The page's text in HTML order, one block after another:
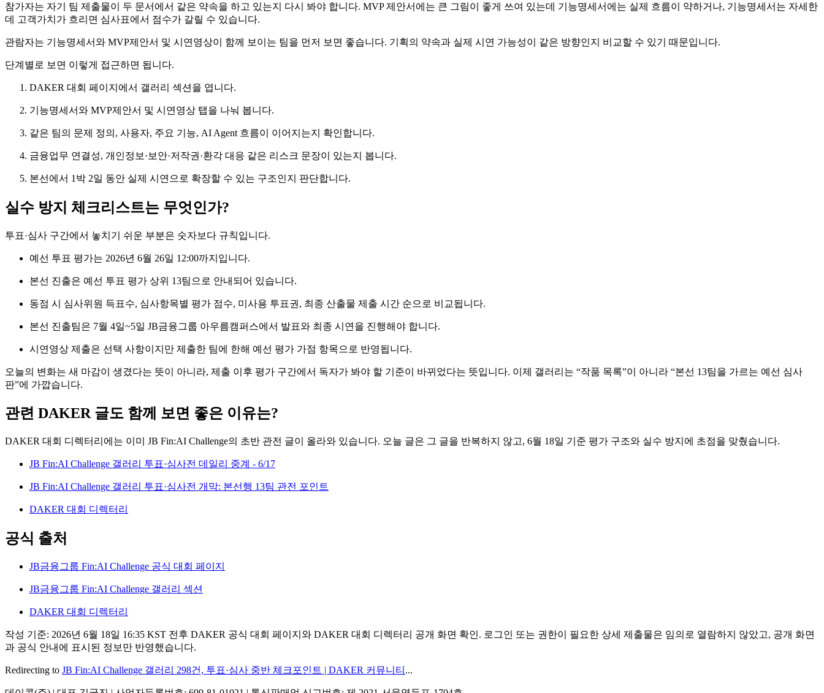
참가자는 자기 팀 제출물이 두 문서에서 같은 약속을 하고 있는지 다시 봐야 합니다. MVP 제안서에는 큰 그림이 좋게 쓰여 있는데 기능명세서에는 실제 흐름이 약하거나, 기능명세서는 자세한
데 고객가치가 흐리면 심사표에서 점수가 갈릴 수 있습니다.
관람자는 기능명세서와 MVP제안서 및 시연영상이 함께 보이는 팀을 먼저 보면 좋습니다. 기획의 약속과 실제 시연 가능성이 같은 방향인지 비교할 수 있기 때문입니다.
단계별로 보면 이렇게 접근하면 됩니다.
DAKER 대회 페이지에서 갤러리 섹션을 엽니다.
기능명세서와 MVP제안서 및 시연영상 탭을 나눠 봅니다.
같은 팀의 문제 정의, 사용자, 주요 기능, AI Agent 흐름이 이어지는지 확인합니다.
금융업무 연결성, 개인정보·보안·저작권·환각 대응 같은 리스크 문장이 있는지 봅니다.
본선에서 1박 2일 동안 실제 시연으로 확장할 수 있는 구조인지 판단합니다.
실수 방지 체크리스트는 무엇인가?
투표·심사 구간에서 놓치기 쉬운 부분은 숫자보다 규칙입니다.
예선 투표 평가는 2026년 6월 26일 12:00까지입니다.
본선 진출은 예선 투표 평가 상위 13팀으로 안내되어 있습니다.
동점 시 심사위원 득표수, 심사항목별 평가 점수, 미사용 투표권, 최종 산출물 제출 시간 순으로 비교됩니다.
본선 진출팀은 7월 4일~5일 JB금융그룹 아우름캠퍼스에서 발표와 최종 시연을 진행해야 합니다.
시연영상 제출은 선택 사항이지만 제출한 팀에 한해 예선 평가 가점 항목으로 반영됩니다.
오늘의 변화는 새 마감이 생겼다는 뜻이 아니라, 제출 이후 평가 구간에서 독자가 봐야 할 기준이 바뀌었다는 뜻입니다. 이제 갤러리는 “작품 목록”이 아니라 “본선 13팀을 가르는 예선 심사
판”에 가깝습니다.
관련 DAKER 글도 함께 보면 좋은 이유는?
DAKER 대회 디렉터리에는 이미 JB Fin:AI Challenge의 초반 관전 글이 올라와 있습니다. 오늘 글은 그 글을 반복하지 않고, 6월 18일 기준 평가 구조와 실수 방지에 초점을 맞췄습니다.
JB Fin:AI Challenge 갤러리 투표·심사전 데일리 중계 - 6/17
JB Fin:AI Challenge 갤러리 투표·심사전 개막: 본선행 13팀 관전 포인트
DAKER 대회 디렉터리
공식 출처
JB금융그룹 Fin:AI Challenge 공식 대회 페이지
JB금융그룹 Fin:AI Challenge 갤러리 섹션
DAKER 대회 디렉터리
작성 기준: 2026년 6월 18일 16:35 KST 전후 DAKER 공식 대회 페이지와 DAKER 대회 디렉터리 공개 화면 확인. 로그인 또는 권한이 필요한 상세 제출물은 임의로 열람하지 않았고, 공개 화면
과 공식 안내에 표시된 정보만 반영했습니다.
Redirecting to JB Fin:AI Challenge 갤러리 298건, 투표·심사 중반 체크포인트 | DAKER 커뮤니티 ...